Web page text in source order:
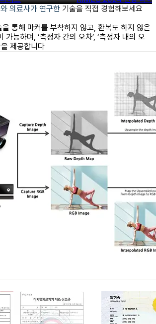
의료사가 연구한 기술을 직접 경험해보세요
통해 마커를 부착하지 않고, 환복도 하지 않은
가능하며, ‘측정자 간의 오차’, ‘측정자 내의 오
제공합니다